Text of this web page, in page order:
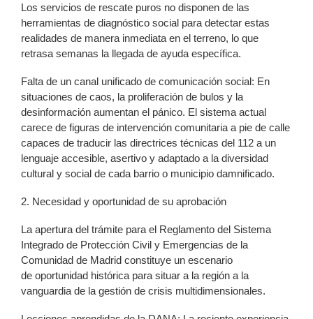
Los servicios de rescate puros no disponen de las
herramientas de diagnóstico social para detectar estas
realidades de manera inmediata en el terreno, lo que
retrasa semanas la llegada de ayuda específica.
Falta de un canal unificado de comunicación social: En
situaciones de caos, la proliferación de bulos y la
desinformación aumentan el pánico. El sistema actual
carece de figuras de intervención comunitaria a pie de calle
capaces de traducir las directrices técnicas del 112 a un
lenguaje accesible, asertivo y adaptado a la diversidad
cultural y social de cada barrio o municipio damnificado.
2. Necesidad y oportunidad de su aprobación
La apertura del trámite para el Reglamento del Sistema
Integrado de Protección Civil y Emergencias de la
Comunidad de Madrid constituye un escenario
de oportunidad histórica para situar a la región a la
vanguardia de la gestión de crisis multidimensionales.